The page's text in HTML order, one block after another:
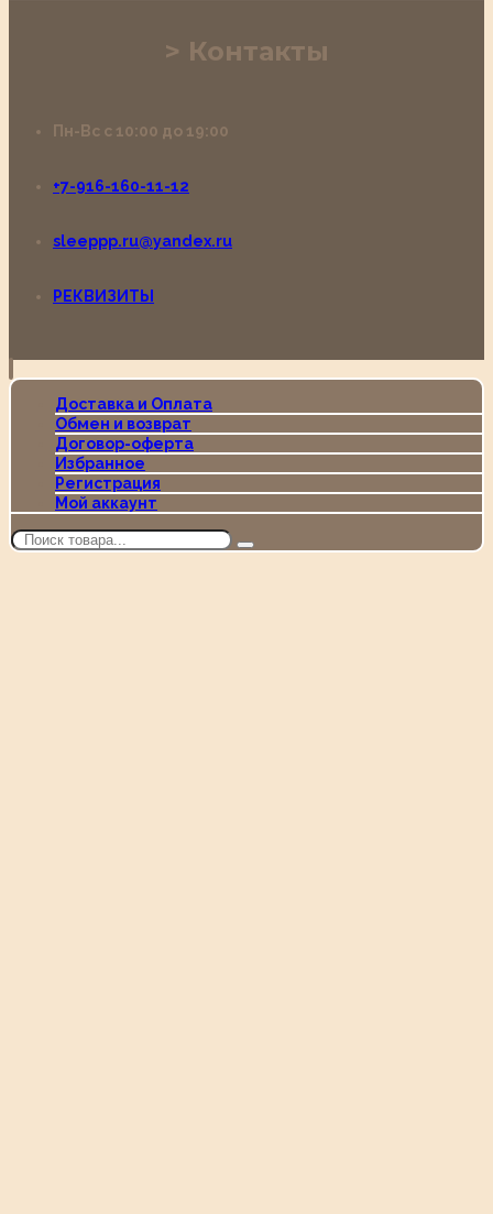
Контакты
Пн-Вс с 10:00 до 19:00
+7-916-160-11-12
sleeppp.ru@yandex.ru
РЕКВИЗИТЫ
Доставка и Оплата
Обмен и возврат
Договор-оферта
Избранное
Регистрация
Мой аккаунт